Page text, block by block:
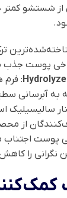
کمتر
پوست جذب
: فرم
به آبرسانی
سالیسیلیک
از
پوست اجتناب
نگرانی را